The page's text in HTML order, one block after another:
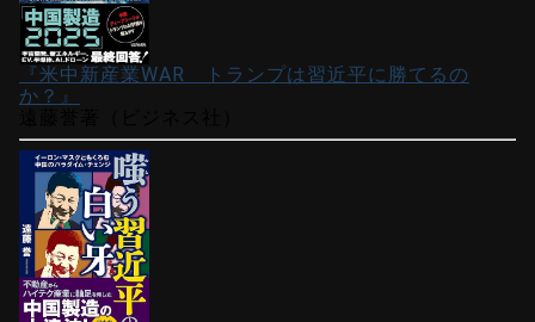
『米中新産業WAR トランプは習近平に勝てるの
か？』